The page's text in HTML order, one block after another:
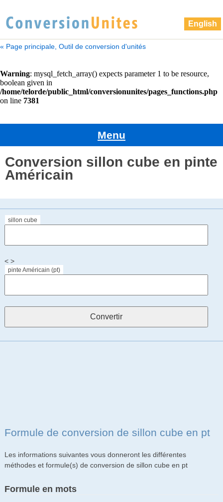
English
« Page principale, Outil de conversion d'unités
Menu
Conversion sillon cube en pinte
Américain
sillon cube
< >
pinte Américain (pt)
Formule de conversion de sillon cube en pt
Les informations suivantes vous donneront les différentes
méthodes et formule(s) de conversion de sillon cube en pt
Formule en mots